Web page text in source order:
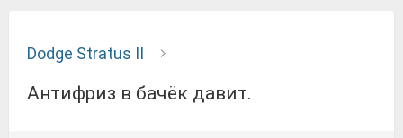
Dodge Stratus II
Антифриз в бачёк давит.